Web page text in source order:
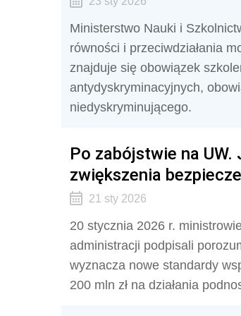
Ministerstwo Nauki i
równości i przeciwdziałania
znajduje się obowiązek
antydyskryminacyjnych,
niedyskryminującego.
Po zabójstwie na
zwiększenia
21 sty 2026
20 stycznia 2026 r.
administracji podpisali
wyznacza nowe standardy
200 mln zł na działania